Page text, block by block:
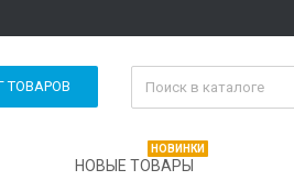
ТОВАРОВ
НОВЫЕ ТОВАРЫ
НОВИНКИ